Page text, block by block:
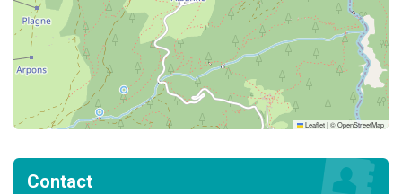
Leaflet|©OpenStreetMap
Contact